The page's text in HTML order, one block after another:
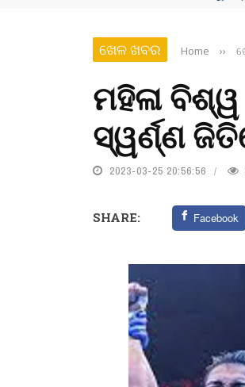
ଖେଳ ଖବର Home ››
ମହିଳା
ସ୍ୱର୍ଣ୍ଣ
2023-03-25 20:56:56
SHARE: Facebook